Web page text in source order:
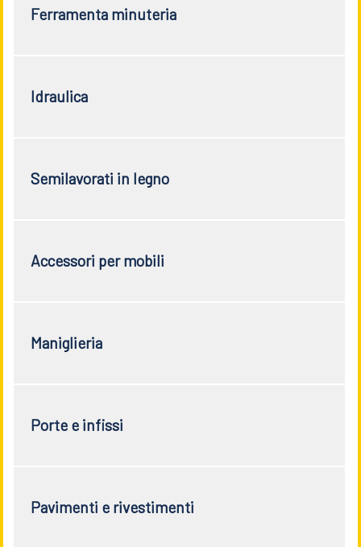
Ferramenta minuteria
Idraulica
Semilavorati in legno
Accessori per mobili
Maniglieria
Porte e infissi
Pavimenti e rivestimenti